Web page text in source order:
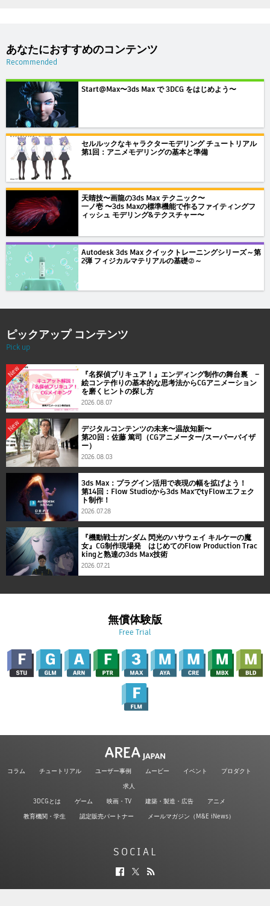
あなたにおすすめのコンテンツ
Recommended
Start@Max〜3ds Max で 3DCG をはじめよう〜
セルルックなキャラクターモデリング チュートリアル
第1回：アニメモデリングの基本と準備
天睛技〜画龍の3ds Max テクニック〜
一ノ壱 〜3ds Maxの標準機能で作るファイティングフ
ィッシュ モデリング&テクスチャー〜
Autodesk 3ds Max クイックトレーニングシリーズ～第
2弾 フィジカルマテリアルの基礎②～
ピックアップ コンテンツ
Pick up
New
『名探偵プリキュア！』エンディング制作の舞台裏 ―
絵コンテ作りの基本的な思考法からCGアニメーション
を磨くヒントの探し方
2026.08.07
New
デジタルコンテンツの未来〜温故知新〜
第20回：佐藤 篤司（CGアニメーター/スーパーバイザ
ー）
2026.08.03
3ds Max：プラグイン活用で表現の幅を拡げよう！
第14回：Flow Studioから3ds MaxでtyFlowエフェク
ト制作！
2026.07.28
『機動戦士ガンダム 閃光のハサウェイ キルケーの魔
女』CG制作現場発 はじめてのFlow Production Trac
kingと熟達の3ds Max技術
2026.07.21
無償体験版
Free Trial
コラム チュートリアル ユーザー事例 ムービー イベント
プロダクト
求人
3DCGとは
ゲーム 映画・TV 建築・製造・広告
アニメ
教育機関・学生
認定販売パートナー メールマガジン（M&E iNews）
SOCIAL